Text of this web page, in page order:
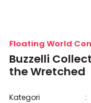
Floating World
Buzzelli
the Wretched
Kategori